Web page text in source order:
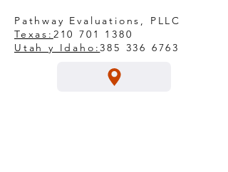
Pathway Evaluations, PLLC
Texas: 210 701 1380
Utah y Idaho:385 336 6763